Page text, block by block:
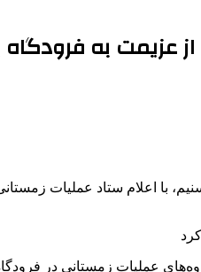
عزیمت به
با اعلام ستاد عملیات
عملیات زمستانی در